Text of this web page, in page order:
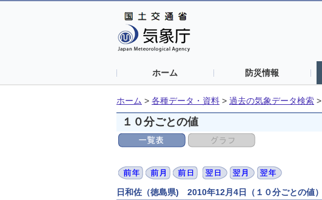
ホーム 防災情報
ホーム > 各種データ・資料 > 過去の気象データ検索 >
１０分ごとの値
日和佐（徳島県) 2010年12月4日（１０分ごとの値）